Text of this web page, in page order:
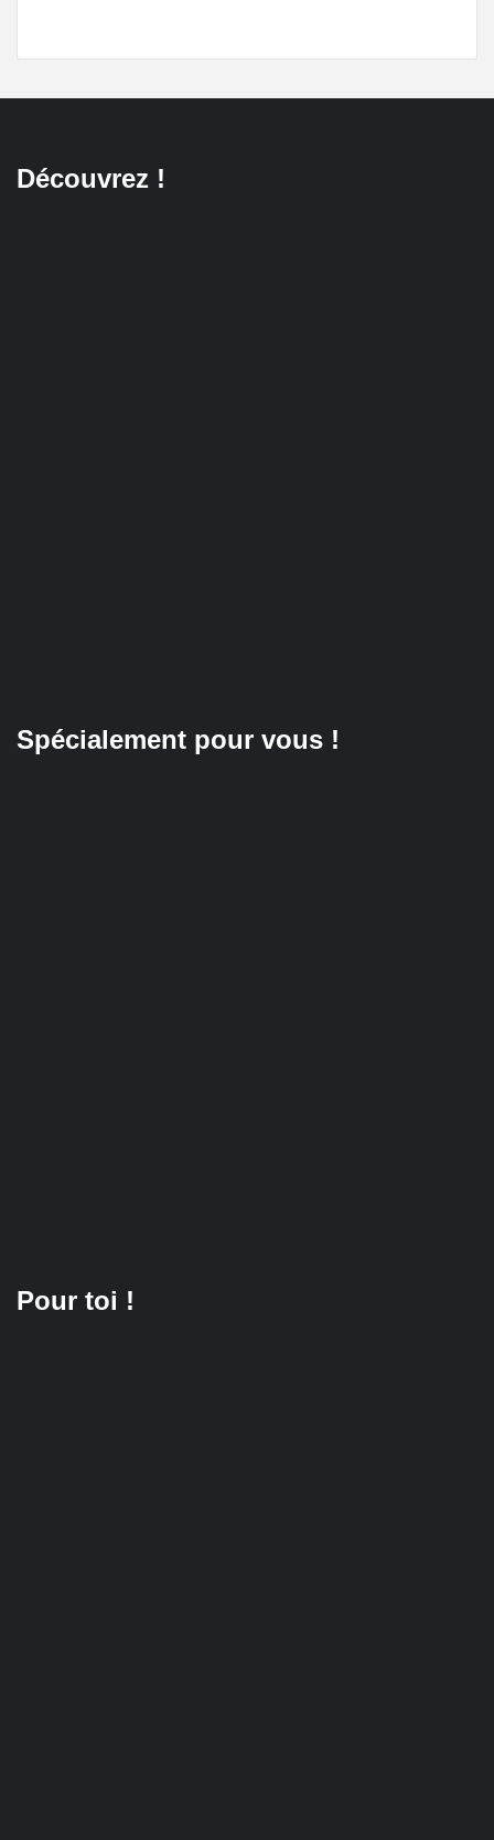
Découvrez !
Spécialement pour vous !
Pour toi !